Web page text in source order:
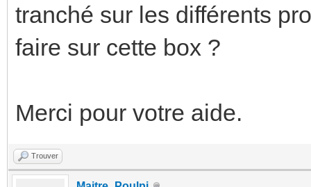
tranché sur les différents
faire sur cette box ?
Merci pour votre aide.
Trouver